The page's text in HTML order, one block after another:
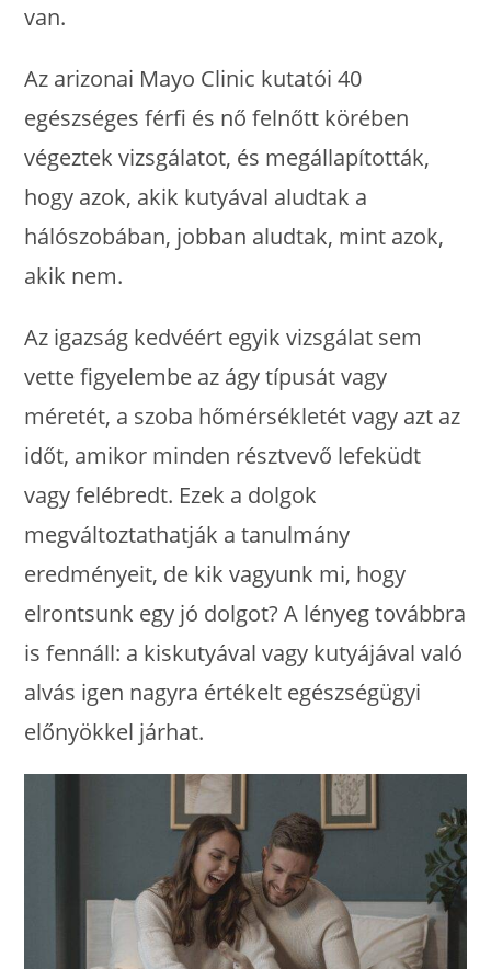
van.
Az arizonai Mayo Clinic kutatói 40
egészséges férfi és nő felnőtt körében
végeztek vizsgálatot, és megállapították,
hogy azok, akik kutyával aludtak a
hálószobában, jobban aludtak, mint azok,
akik nem.
Az igazság kedvéért egyik vizsgálat sem
vette figyelembe az ágy típusát vagy
méretét, a szoba hőmérsékletét vagy azt az
időt, amikor minden résztvevő lefeküdt
vagy felébredt. Ezek a dolgok
megváltoztathatják a tanulmány
eredményeit, de kik vagyunk mi, hogy
elrontsunk egy jó dolgot? A lényeg továbbra
is fennáll: a kiskutyával vagy kutyájával való
alvás igen nagyra értékelt egészségügyi
előnyökkel járhat.